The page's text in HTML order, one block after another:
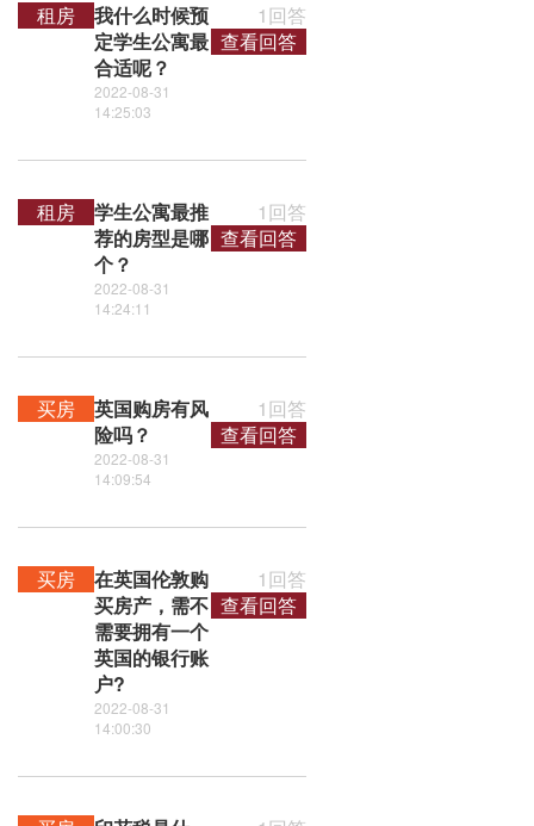
租房
我什么时候预
定学生公寓最
合适呢？
2022-08-31
14:25:03
1回答
查看回答
租房
学生公寓最推
荐的房型是哪
个？
2022-08-31
14:24:11
1回答
查看回答
买房
英国购房有风
险吗？
2022-08-31
14:09:54
1回答
查看回答
买房
在英国伦敦购
买房产，需不
需要拥有一个
英国的银行账
户?
2022-08-31
14:00:30
1回答
查看回答